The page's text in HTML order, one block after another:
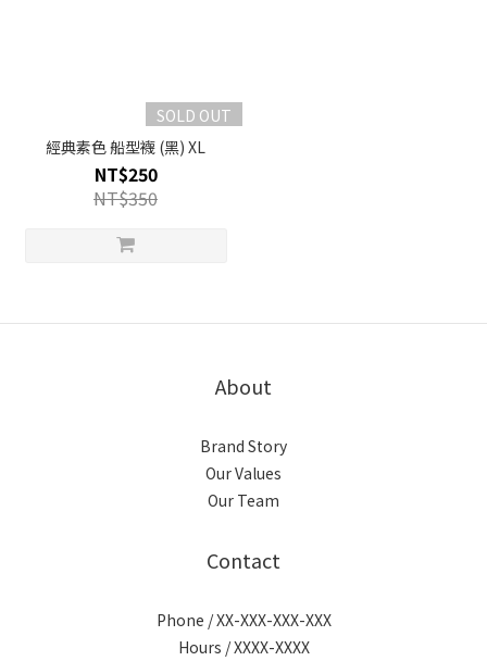
SOLD OUT
經典素色 船型襪 (黑) XL
NT$250
NT$350
About
Brand Story
Our Values
Our Team
Contact
Phone / XX-XXX-XXX-XXX
Hours / XXXX-XXXX